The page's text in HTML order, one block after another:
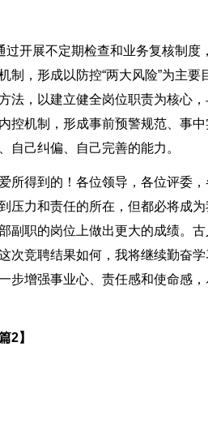
过开展不定期检查和业务复核制
制，形成以防控“两大风险”为主
法，以建立健全岗位职责为核心
控机制，形成事前预警规范、事
自己纠偏、自己完善的能力。
所得到的！各位领导，各位评委
压力和责任的所在，但都必将成
副职的岗位上做出更大的成绩。
次竞聘结果如何，我将继续勤奋
步增强事业心、责任感和使命感
2】